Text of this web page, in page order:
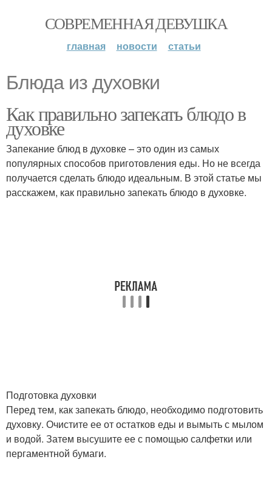
СОВРЕМЕННАЯ ДЕВУШКА
главная новости статьи
Блюда из духовки
Как правильно запекать блюдо в
духовке
Запекание блюд в духовке – это один из самых
популярных способов приготовления еды. Но не всегда
получается сделать блюдо идеальным. В этой статье мы
расскажем, как правильно запекать блюдо в духовке.
Подготовка духовки
Перед тем, как запекать блюдо, необходимо подготовить
духовку. Очистите ее от остатков еды и вымыть с мылом
и водой. Затем высушите ее с помощью салфетки или
пергаментной бумаги.